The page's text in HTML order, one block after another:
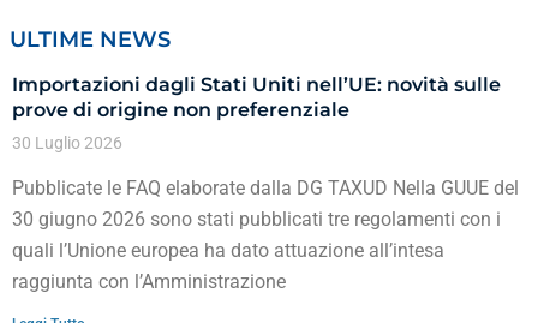
ULTIME NEWS
Importazioni dagli Stati Uniti nell’UE: novità sulle
prove di origine non preferenziale
30 Luglio 2026
Pubblicate le FAQ elaborate dalla DG TAXUD Nella GUUE del
30 giugno 2026 sono stati pubblicati tre regolamenti con i
quali l’Unione europea ha dato attuazione all’intesa
raggiunta con l’Amministrazione